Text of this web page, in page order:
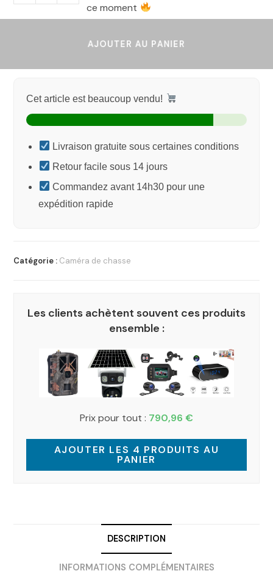
ce moment
AJOUTER AU PANIER
Cet article est beaucoup vendu!
Livraison gratuite sous certaines conditions
Retour facile sous 14 jours
Commandez avant 14h30 pour une
expédition rapide
Catégorie : Caméra de chasse
Les clients achètent souvent ces produits
ensemble :
Prix pour tout : 790,96 €
AJOUTER LES 4 PRODUITS AU
PANIER
DESCRIPTION
INFORMATIONS COMPLÉMENTAIRES